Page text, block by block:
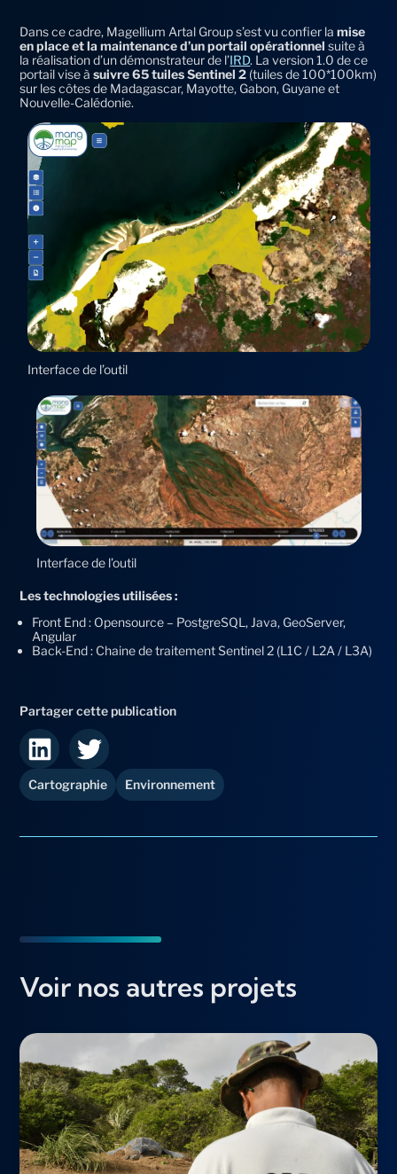
Dans ce cadre, Magellium Artal Group s’est vu confier lamise
en place et la maintenance d’un portail opérationnel suite à
la réalisation d’un démonstrateur de l’IRD. La version 1.0 de ce
portail vise àsuivre 65 tuiles Sentinel 2 (tuiles de 100*100km)
sur les côtes de Madagascar, Mayotte, Gabon, Guyane et
Nouvelle-Calédonie.
Interface de l’outil
Interface de l’outil
Les technologies utilisées :
Front End : Opensource – PostgreSQL, Java, GeoServer,
Angular
Back-End : Chaine de traitement Sentinel 2 (L1C / L2A / L3A)
Cartographie Environnement
Voir nos autres projets